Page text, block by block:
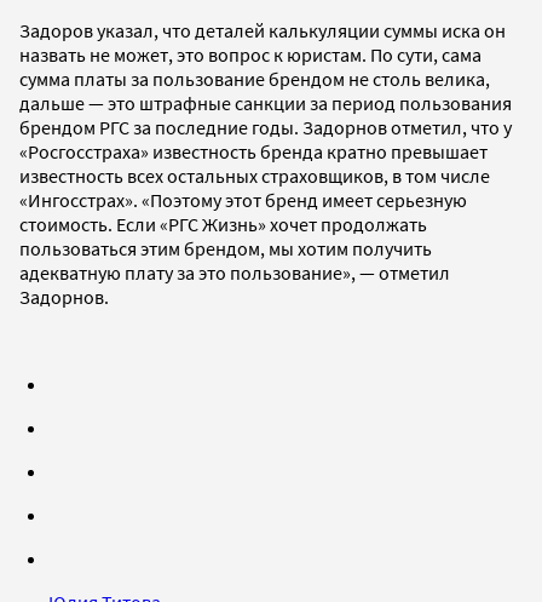
Задоров указал, что деталей калькуляции суммы иска он
назвать не может, это вопрос к юристам. По сути, сама
сумма платы за пользование брендом не столь велика,
дальше — это штрафные санкции за период пользования
брендом РГС за последние годы. Задорнов отметил, что у
«Росгосстраха» известность бренда кратно превышает
известность всех остальных страховщиков, в том числе
«Ингосстрах». «Поэтому этот бренд имеет серьезную
стоимость. Если «РГС Жизнь» хочет продолжать
пользоваться этим брендом, мы хотим получить
адекватную плату за это пользование», — отметил
Задорнов.